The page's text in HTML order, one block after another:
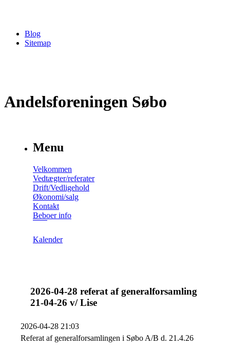
Blog
Sitemap
Andelsforeningen Søbo
Menu
Velkommen
Vedtægter/referater
Drift/Vedligehold
Økonomi/salg
Kontakt
Beboer info
Kalender
2026-04-28 referat af generalforsamling
21-04-26 v/ Lise
2026-04-28 21:03
Referat af generalforsamlingen i Søbo A/B d. 21.4.26